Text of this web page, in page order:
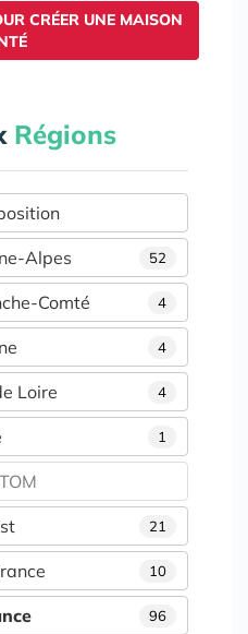
CRÉER UNE MAISON
Régions
52
Alpes
4
Comté
4
4
Loire
1
21
10
96